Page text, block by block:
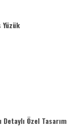
Detaylı Özel Tasarım